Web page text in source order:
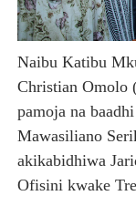
Naibu Katibu
Christian Omolo
pamoja na
Mawasiliano
akikabidhiwa
Ofisini kwake